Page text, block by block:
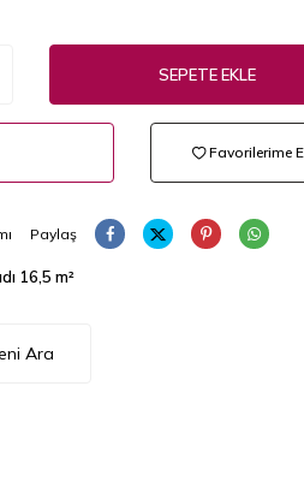
SEPETE EKLE
Favorilerime
Paylaş
16,5 m²
Ara